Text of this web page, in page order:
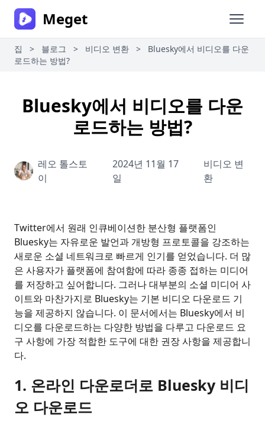
메인
Meget
집 > 블로그 > 비디오 변환 >
Bluesky에서 비디오를 다운
로드하는 방법?
Bluesky에서 비디오를 다운
로드하는 방법?
레오 톨스토
이
2024년 11월 17
일
비디오 변
환
Twitter에서 원래 인큐베이션한 분산형 플랫폼인
Bluesky는 자유로운 발언과 개방형 프로토콜을 강조하는
새로운 소셜 네트워크로 빠르게 인기를 얻었습니다. 더 많
은 사용자가 플랫폼에 참여함에 따라 종종 접하는 미디어
를 저장하고 싶어합니다. 그러나 대부분의 소셜 미디어 사
이트와 마찬가지로 Bluesky는 기본 비디오 다운로드 기
능을 제공하지 않습니다. 이 문서에서는 Bluesky에서 비
디오를 다운로드하는 다양한 방법을 다루고 다운로드 요
구 사항에 가장 적합한 도구에 대한 권장 사항을 제공합니
다.
1. 온라인 다운로더로 Bluesky 비디
오 다운로드